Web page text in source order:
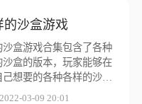
的沙盒游戏
盒游戏合集包含了各种
盒的版本，玩家能够在
想要的各种各样的沙盒
戏盒子为了让玩家能够
03-09 20:01